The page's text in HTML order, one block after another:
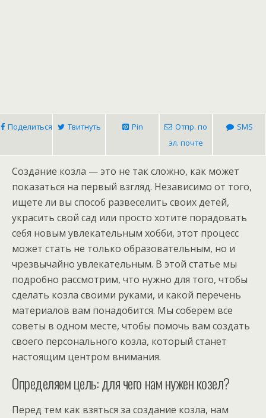
Поделиться Твитнуть Pin
Отпр. по
эл. почте
SMS
Создание козла — это не так сложно, как может
показаться на первый взгляд. Независимо от того,
ищете ли вы способ развеселить своих детей,
украсить свой сад или просто хотите порадовать
себя новым увлекательным хобби, этот процесс
может стать не только образовательным, но и
чрезвычайно увлекательным. В этой статье мы
подробно рассмотрим, что нужно для того, чтобы
сделать козла своими руками, и какой перечень
материалов вам понадобится. Мы соберем все
советы в одном месте, чтобы помочь вам создать
своего персонального козла, который станет
настоящим центром внимания.
Определяем цель: для чего нам нужен козел?
Перед тем как взяться за создание козла, нам